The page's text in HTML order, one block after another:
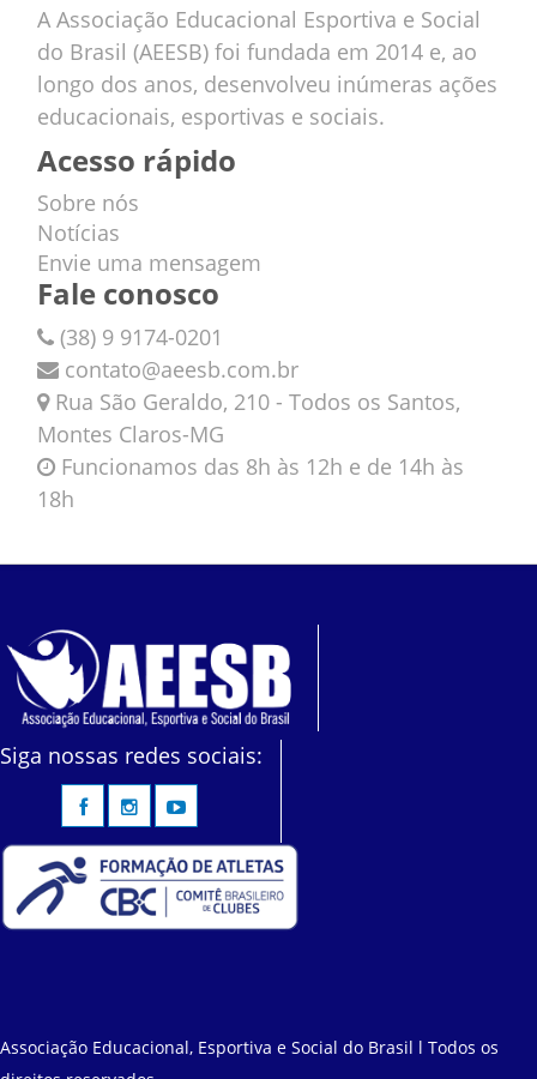
A Associação Educacional Esportiva e Social
do Brasil (AEESB) foi fundada em 2014 e, ao
longo dos anos, desenvolveu inúmeras ações
educacionais, esportivas e sociais.
Acesso rápido
Sobre nós
Notícias
Envie uma mensagem
Fale conosco
(38) 9 9174-0201
contato@aeesb.com.br
Rua São Geraldo, 210 - Todos os Santos,
Montes Claros-MG
Funcionamos das 8h às 12h e de 14h às
18h
Siga nossas redes sociais:
Associação Educacional, Esportiva e Social do Brasil l Todos os